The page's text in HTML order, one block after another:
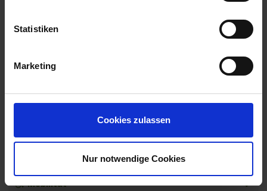
Statistiken
Marketing
Cookies zulassen
Nur notwendige Cookies
Das ausführliche Ausflugsprogramm zu dieser
Reise finden Sie hier.
MS Amina
Reisedokumente
weitere Termine
Mobilität